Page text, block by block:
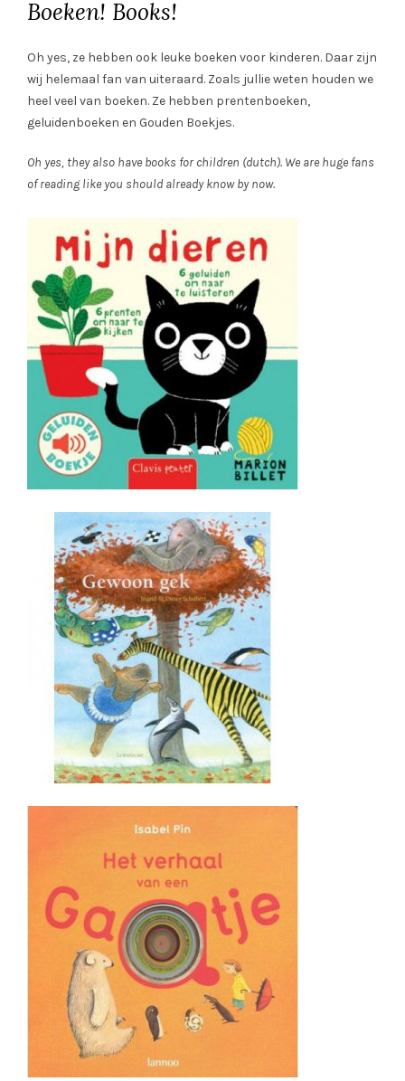
Boeken! Books!
Oh yes, ze hebben ook leuke boeken voor kinderen. Daar zijn
wij helemaal fan van uiteraard. Zoals jullie weten houden we
heel veel van boeken. Ze hebben prentenboeken,
geluidenboeken en Gouden Boekjes.
Oh yes, they also have books for children (dutch). We are huge fans
of reading like you should already know by now.